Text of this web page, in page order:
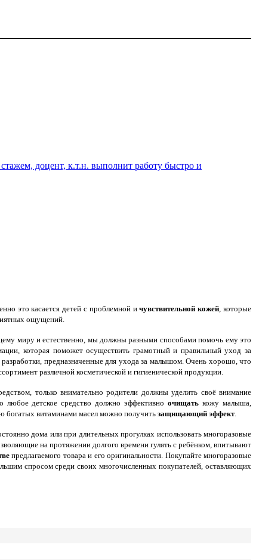
доцент, к.т.н. выполнит работу быстро и
это касается детей с проблемной ичувствительной кожей , которые
ощущений.
миру и естественно, мы должны разными способами помочь ему это
которая поможет осуществить грамотный и правильный уход за
разработки, предназначенные для ухода за малышом. Очень хорошо, что
различной косметической и гигиенической продукции.
только внимательно родители должны уделить своё внимание
любое детское средство должно эффективноочищать кожу малыша,
богатых витаминами масел можно получить защищающий эффект.
дома или при длительных прогулках использовать многоразовые
на протяжении долгого времени гулять с ребёнком, впитывают
предлагаемого товара и его оригинальности. Покупайте многоразовые
спросом среди своих многочисленных покупателей, оставляющих